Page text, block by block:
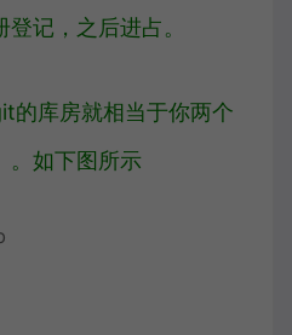
记，之后进占。
的库房就相当于你两个
。如下图所示